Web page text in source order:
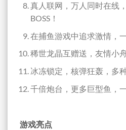
真人联网，万人同时在线
BOSS！
在捕鱼游戏中追求激情，
稀世龙晶互赠送，友情小
冰冻锁定，核弹狂轰，多
千倍炮台，更多巨型鱼，
游戏亮点